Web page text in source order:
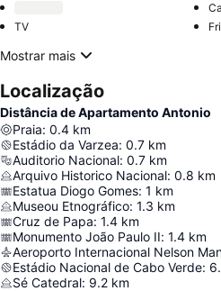
TV
Mostrar mais
Localização
Distância de Apartamento Antonio
Praia: 0.4 km
Estádio da Varzea: 0.7 km
Auditorio Nacional: 0.7 km
Arquivo Historico Nacional: 0.8 km
Estatua Diogo Gomes: 1 km
Museou Etnográfico: 1.3 km
Cruz de Papa: 1.4 km
Monumento João Paulo II: 1.4 km
Aeroporto Internacional Nelson
Estádio Nacional de Cabo Verde:
Sé Catedral: 9.2 km